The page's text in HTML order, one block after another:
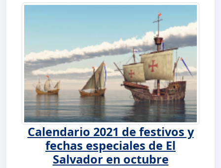
Calendario 2021 de festivos y
fechas especiales de El
Salvador en octubre